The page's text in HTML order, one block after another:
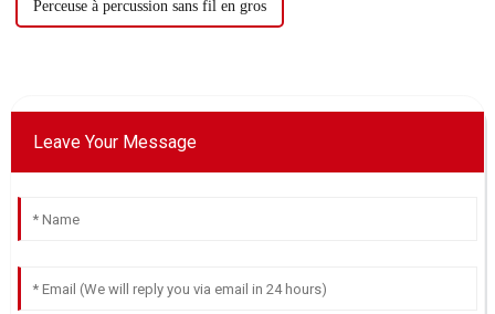
Perceuse à percussion sans fil en gros
Leave Your Message